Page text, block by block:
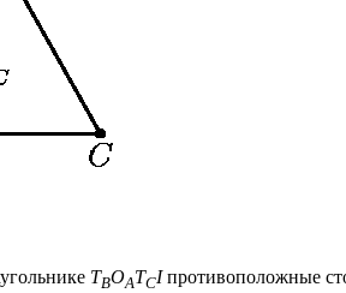
TBOATCIпротивоположные